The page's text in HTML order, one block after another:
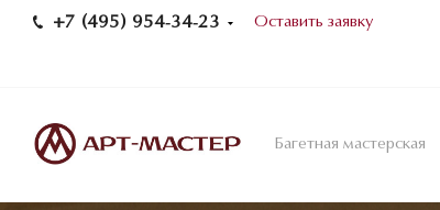
+7 (495) 954-34-23 Оставить заявку
Багетная мастерская